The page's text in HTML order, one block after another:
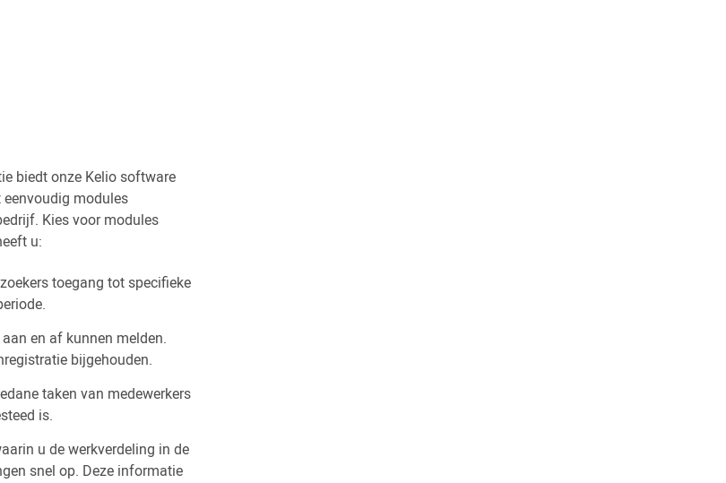
biedt onze Kelio software
modules
Kies voor modules
u:
toegang tot specifieke
en af kunnen melden.
bijgehouden.
taken van medewerkers
is.
u de werkverdeling in de
snel op. Deze informatie